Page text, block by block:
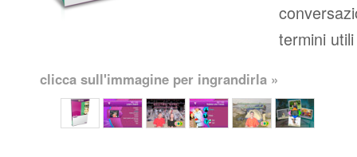
termini
clicca sull'immagine per ingrandirla »